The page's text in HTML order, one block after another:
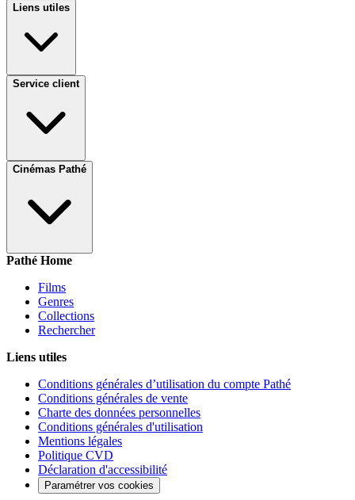
Liens utiles
Service client
Cinémas Pathé
Pathé Home
Films
Genres
Collections
Rechercher
Liens utiles
Conditions générales d’utilisation du compte Pathé
Conditions générales de vente
Charte des données personnelles
Conditions générales d'utilisation
Mentions légales
Politique CVD
Déclaration d'accessibilité
Paramétrer vos cookies